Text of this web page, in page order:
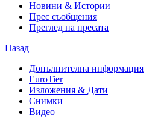
Новини & Истории
Прес съобщения
Преглед на пресата
Назад
Допълнителна информация
EuroTier
Изложения & Дати
Снимки
Видео